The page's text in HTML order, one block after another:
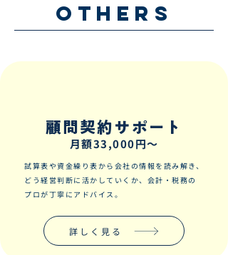
OTHERS
顧問契約サポート
月額33,000円～
試算表や資金繰り表から会社の情報を読み解き、
どう経営判断に活かしていくか、会計・税務の
プロが丁寧にアドバイス。
詳しく見る